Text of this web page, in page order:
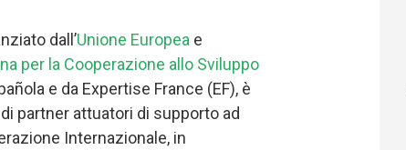
dall’Unione Europea e
per la Cooperazione allo Sviluppo
e da Expertise France (EF), è
partner attuatori di supporto ad
Internazionale, in